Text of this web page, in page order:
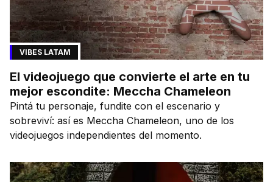
VIBES LATAM
El videojuego que convierte el arte en tu
mejor escondite: Meccha Chameleon
Pintá tu personaje, fundite con el escenario y
sobreviví: así es Meccha Chameleon, uno de los
videojuegos independientes del momento.